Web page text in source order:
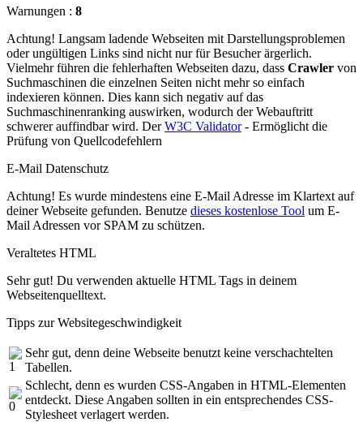
Warnungen : 8
Achtung! Langsam ladende Webseiten mit Darstellungsproblemen
oder ungültigen Links sind nicht nur für Besucher ärgerlich.
Vielmehr führen die fehlerhaften Webseiten dazu, dass Crawler von
Suchmaschinen die einzelnen Seiten nicht mehr so einfach
indexieren können. Dies kann sich negativ auf das
Suchmaschinenranking auswirken, wodurch der Webauftritt
schwerer auffindbar wird. DerW3C Validator- Ermöglicht die
Prüfung von Quellcodefehlern
E-Mail Datenschutz
Achtung! Es wurde mindestens eine E-Mail Adresse im Klartext auf
deiner Webseite gefunden. Benutze dieses kostenlose Tool um E-
Mail Adressen vor SPAM zu schützen.
Veraltetes HTML
Sehr gut! Du verwenden aktuelle HTML Tags in deinem
Webseitenquelltext.
Tipps zur Websitegeschwindigkeit
Sehr gut, denn deine Webseite benutzt keine verschachtelten
Tabellen.
Schlecht, denn es wurden CSS-Angaben in HTML-Elementen
entdeckt. Diese Angaben sollten in ein entsprechendes CSS-
Stylesheet verlagert werden.